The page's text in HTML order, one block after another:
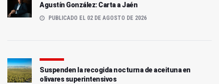
Agustín González: Carta a Jaén
PUBLICADO EL 02 DE AGOSTO DE 2026
Suspenden la recogida nocturna de aceituna en
olivares superintensivos